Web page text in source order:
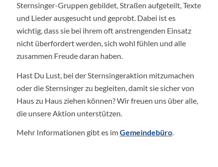
Sternsinger-Gruppen gebildet, Straßen aufgeteilt, Texte
und Lieder ausgesucht und geprobt. Dabei ist es
wichtig, dass sie bei ihrem oft anstrengenden Einsatz
nicht überfordert werden, sich wohl fühlen und alle
zusammen Freude daran haben.
Hast Du Lust, bei der Sternsingeraktion mitzumachen
oder die Sternsinger zu begleiten, damit sie sicher von
Haus zu Haus ziehen können? Wir freuen uns über alle,
die unsere Aktion unterstützen.
Mehr Informationen gibt es imGemeindebüro.